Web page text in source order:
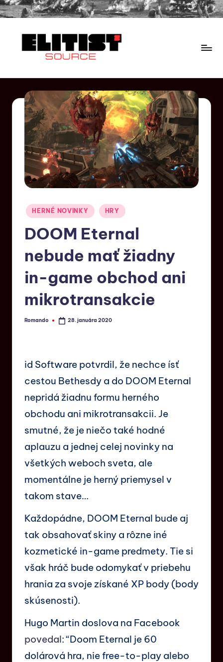
HERNÉ NOVINKY HRY
DOOM Eternal
nebude mať žiadny
in-game obchod ani
mikrotransakcie
Romando 28. januára 2020
id Software potvrdil, že nechce ísť
cestou Bethesdy a do DOOM Eternal
nepridá žiadnu formu herného
obchodu ani mikrotransakcii. Je
smutné, že je niečo také hodné
aplauzu a jednej celej novinky na
všetkých weboch sveta, ale
momentálne je herný priemysel v
takom stave…
Každopádne, DOOM Eternal bude aj
tak obsahovať skiny a rôzne iné
kozmetické in-game predmety. Tie si
však hráč bude odomykať v priebehu
hrania za svoje získané XP body (body
skúsenosti).
Hugo Martin doslova na Facebook
povedal: “Doom Eternal je 60
dolárová hra, nie free-to-play alebo